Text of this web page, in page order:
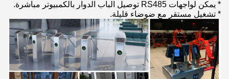
* يمكن لواجهات RS485 توصيل الباب الدوار بالكمبيوتر مباشرة.
* تشغيل مستقر مع ضوضاء قليلة.